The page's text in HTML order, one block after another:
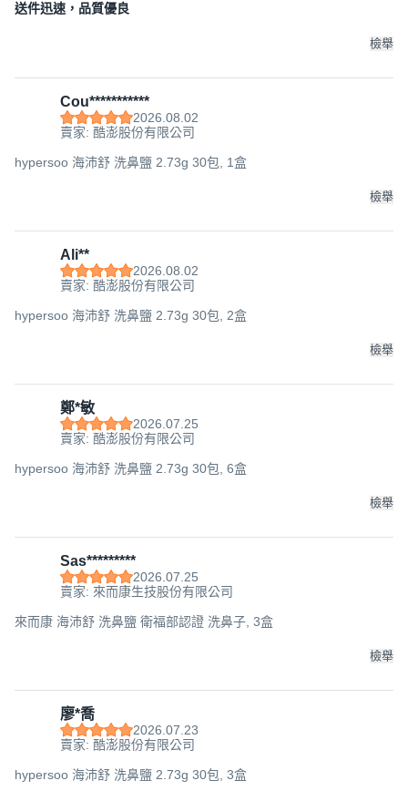
送件迅速，品質優良
檢舉
Cou***********
2026.08.02
賣家: 酷澎股份有限公司
hypersoo 海沛舒 洗鼻鹽 2.73g 30包, 1盒
檢舉
Ali**
2026.08.02
賣家: 酷澎股份有限公司
hypersoo 海沛舒 洗鼻鹽 2.73g 30包, 2盒
檢舉
鄭*敏
2026.07.25
賣家: 酷澎股份有限公司
hypersoo 海沛舒 洗鼻鹽 2.73g 30包, 6盒
檢舉
Sas*********
2026.07.25
賣家: 來而康生技股份有限公司
來而康 海沛舒 洗鼻鹽 衛福部認證 洗鼻子, 3盒
檢舉
廖*喬
2026.07.23
賣家: 酷澎股份有限公司
hypersoo 海沛舒 洗鼻鹽 2.73g 30包, 3盒